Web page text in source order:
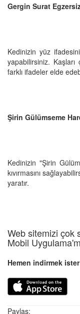
Gergin Surat
Kedinizin yüz
yapabilirsiniz. Kaşları
farklı ifadeler elde
Şirin Gülümseme
Kedinizin "Şirin
kıvırmasını
yaratır.
Web sitemizi çok
Mobil
Hemen indirmek
Paylaş: